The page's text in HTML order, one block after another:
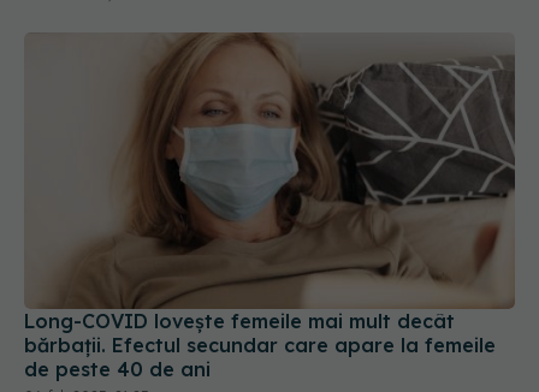
Long-COVID lovește femeile mai mult decât
bărbații. Efectul secundar care apare la femeile
de peste 40 de ani